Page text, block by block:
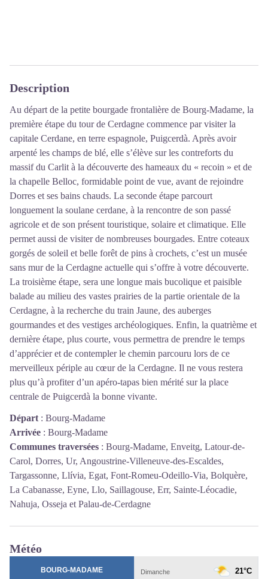
Description
Au départ de la petite bourgade frontalière de Bourg-Madame, la
première étape du tour de Cerdagne commence par visiter la
capitale Cerdane, en terre espagnole, Puigcerdà. Après avoir
arpenté les champs de blé, elle s’élève sur les contreforts du
massif du Carlit à la découverte des hameaux du « recoin » et de
la chapelle Belloc, formidable point de vue, avant de rejoindre
Dorres et ses bains chauds. La seconde étape parcourt
longuement la soulane cerdane, à la rencontre de son passé
agricole et de son présent touristique, solaire et climatique. Elle
permet aussi de visiter de nombreuses bourgades. Entre coteaux
gorgés de soleil et belle forêt de pins à crochets, c’est un musée
sans mur de la Cerdagne actuelle qui s’offre à votre découverte.
La troisième étape, sera une longue mais bucolique et paisible
balade au milieu des vastes prairies de la partie orientale de la
Cerdagne, à la recherche du train Jaune, des auberges
gourmandes et des vestiges archéologiques. Enfin, la quatrième et
dernière étape, plus courte, vous permettra de prendre le temps
d’apprécier et de contempler le chemin parcouru lors de ce
merveilleux périple au cœur de la Cerdagne. Il ne vous restera
plus qu’à profiter d’un apéro-tapas bien mérité sur la place
centrale de Puigcerdà la bonne vivante.
Départ : Bourg-Madame
Arrivée : Bourg-Madame
Communes traversées : Bourg-Madame, Enveitg, Latour-de-
Carol, Dorres, Ur, Angoustrine-Villeneuve-des-Escaldes,
Targassonne, Llívia, Egat, Font-Romeu-Odeillo-Via, Bolquère,
La Cabanasse, Eyne, Llo, Saillagouse, Err, Sainte-Léocadie,
Nahuja, Osseja et Palau-de-Cerdagne
Météo